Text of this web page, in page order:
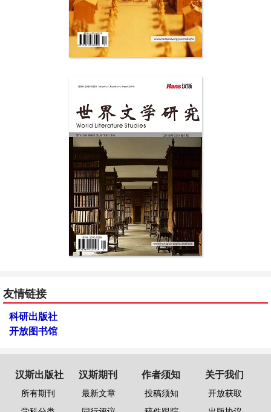
友情链接
科研出版社
开放图书馆
汉斯出版社
所有期刊
汉斯期刊
最新文章
作者须知
投稿须知
关于我们
开放获取